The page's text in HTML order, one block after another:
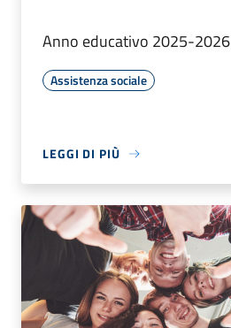
Anno educativo 2025-2026
Assistenza sociale
LEGGI DI PIÙ